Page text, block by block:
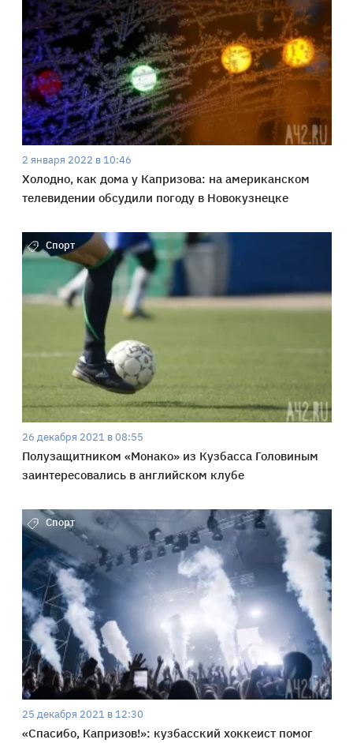
2 января 2022 в 10:46
Холодно, как дома у Капризова: на американском
телевидении обсудили погоду в Новокузнецке
Спорт
26 декабря 2021 в 08:55
Полузащитником «Монако» из Кузбасса Головиным
заинтересовались в английском клубе
Спорт
25 декабря 2021 в 12:30
«Спасибо, Капризов!»: кузбасский хоккеист помог